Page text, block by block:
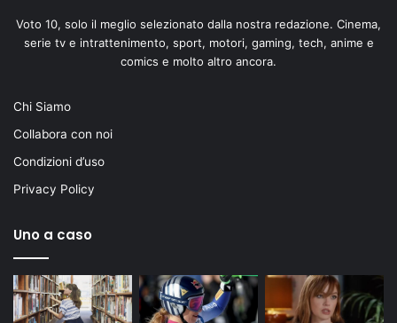
Voto 10, solo il meglio selezionato dalla nostra redazione. Cinema,
serie tv e intrattenimento, sport, motori, gaming, tech, anime e
comics e molto altro ancora.
Chi Siamo
Collabora con noi
Condizioni d’uso
Privacy Policy
Uno a caso